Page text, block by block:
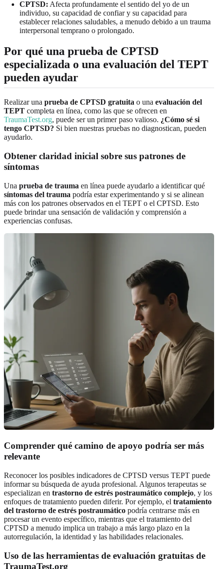
CPTSD: Afecta profundamente el sentido del yo de un
individuo, su capacidad de confiar y su capacidad para
establecer relaciones saludables, a menudo debido a un trauma
interpersonal temprano o prolongado.
Por qué una prueba de CPTSD
especializada o una evaluación del TEPT
pueden ayudar
Realizar una prueba de CPTSD gratuita o una evaluación del
TEPT completa en línea, como las que se ofrecen en
TraumaTest.org, puede ser un primer paso valioso. ¿Cómo sé si
tengo CPTSD? Si bien nuestras pruebas no diagnostican, pueden
ayudarlo.
Obtener claridad inicial sobre sus patrones de
síntomas
Una prueba de trauma en línea puede ayudarlo a identificar qué
síntomas del trauma podría estar experimentando y si se alinean
más con los patrones observados en el TEPT o el CPTSD. Esto
puede brindar una sensación de validación y comprensión a
experiencias confusas.
Comprender qué camino de apoyo podría ser más
relevante
Reconocer los posibles indicadores de CPTSD versus TEPT puede
informar su búsqueda de ayuda profesional. Algunos terapeutas se
especializan en trastorno de estrés postraumático complejo, y los
enfoques de tratamiento pueden diferir. Por ejemplo, el tratamiento
del trastorno de estrés postraumático podría centrarse más en
procesar un evento específico, mientras que el tratamiento del
CPTSD a menudo implica un trabajo a más largo plazo en la
autorregulación, la identidad y las habilidades relacionales.
Uso de las herramientas de evaluación gratuitas de
TraumaTest.org